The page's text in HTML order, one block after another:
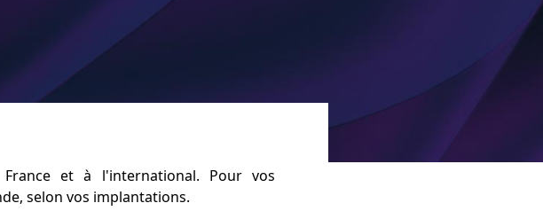
et à l'international. Pour vos
selon vos implantations.